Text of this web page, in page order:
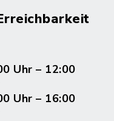
Uhr – 12:00
Uhr – 16:00